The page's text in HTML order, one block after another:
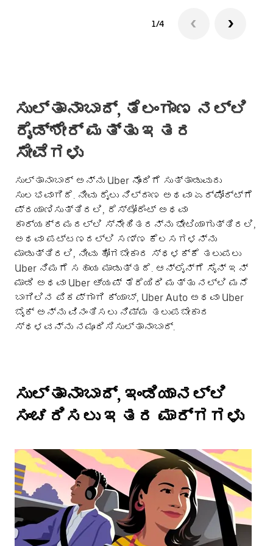
1/4
ಸುಲ್ತಾನಾಬಾದ್, ತೆಲಂಗಾಣ ನಲ್ಲಿ
ರೈಡ್‌ಶೇರ್ ಮತ್ತು ಇತರ
ಸೇವೆಗಳು
ಸುಲ್ತಾನಾಬಾದ್ ಅನ್ನು Uber ನೊಂದಿಗೆ ಸುತ್ತಾಡುವುದು
ಸುಲಭವಾಗಿದೆ. ನೀವು ರೈಲು ನಿಲ್ದಾಣ ಅಥವಾ ಏರ್‌ಪೋರ್ಟ್‌ಗೆ
ಪ್ರಯಾಣಿಸುತ್ತಿರಲಿ, ರೆಸ್ಟೋರೆಂಟ್ ಅಥವಾ
ಕಾರ್ಯಕ್ರಮದಲ್ಲಿ ಸ್ನೇಹಿತರನ್ನು ಭೇಟಿಯಾಗುತ್ತಿರಲಿ,
ಅಥವಾ ಪಟ್ಟಣದಲ್ಲಿ ಸಣ್ಣ ಕೆಲಸಗಳನ್ನು
ಮಾಡುತ್ತಿರಲಿ, ನೀವು ಹೋಗಬೇಕಾದ ಸ್ಥಳಕ್ಕೆ ತಲುಪಲು
Uber ನಿಮಗೆ ಸಹಾಯ ಮಾಡುತ್ತದೆ. ಆನ್‌ಲೈನ್‌ಗೆ ಸೈನ್ ಇನ್
ಮಾಡಿ ಅಥವಾ Uber ಆ್ಯಪ್ ತೆರೆಯಿರಿ ಮತ್ತು ನಲ್ಲಿ ಮನೆ
ಬಾಗಿಲಿನ ಪಿಕಪ್‌ಗಾಗಿ ಕ್ಯಾಬ್, Uber Auto ಅಥವಾ Uber
ಬೈಕ್ ಅನ್ನು ವಿನಂತಿಸಲು ನಿಮ್ಮ ತಲುಪಬೇಕಾದ
ಸ್ಥಳವನ್ನು ನಮೂದಿಸಿಸುಲ್ತಾನಾಬಾದ್.
ಸುಲ್ತಾನಾಬಾದ್, ಇಂಡಿಯಾನಲ್ಲಿ
ಸಂಚರಿಸಲು ಇತರ ಮಾರ್ಗಗಳು